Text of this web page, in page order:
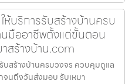
บริการรับสร้างบ้านครบ
มืออาชีพตั้งแต่ขั้นตอน
สร้างบ้าน.com
บสร้างบ้านครบวงจร ควบคุมดูแล
นถึงวันส่งมอบ รับเหมา